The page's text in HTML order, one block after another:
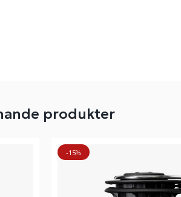
produkter
-15%